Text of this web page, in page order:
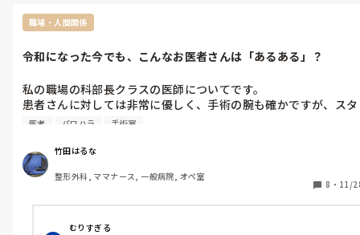
職場・人間関係
令和になった今でも、こんなお医者さんは「あるある」？
私の職場の科部長クラスの医師についてです。
患者さんに対しては非常に優しく、手術の腕も確かですが、スタ
ッフ･下級医への対応には大きな問題があると思います。
具体的には、
人格否定と取れる発言
特定のスタッフに対する無視
手術中、器械を投げて返す
といった行為です。
医者 パワハラ 手術室
竹田はるな
整形外科, ママナース, 一般病院, オペ室
8 ・ 11/
むりすぎる